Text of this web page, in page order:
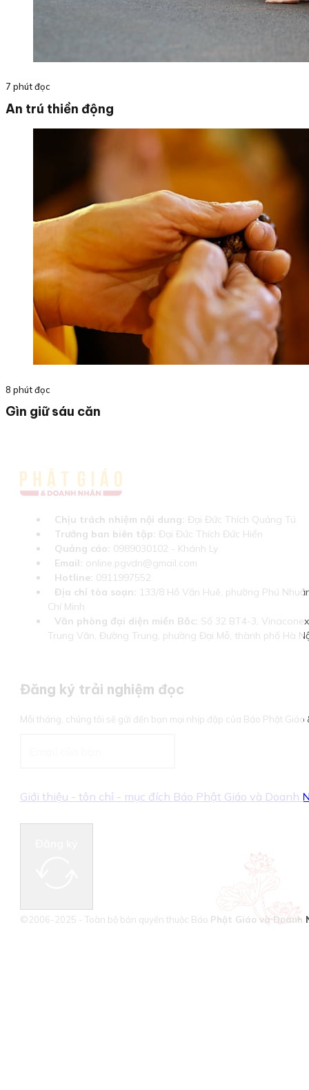
7 phút đọc
An trú thiền động
8 phút đọc
Gìn giữ sáu căn
Chịu trách nhiệm nội dung: Đại Đức Thích Quảng Tú
Trưởng ban biên tập: Đại Đức Thích Đức Hiển
Quảng cáo: 0989030102 - Khánh Ly
Email: online.pgvdn@gmail.com
Hotline: 0911997552
Địa chỉ tòa soạn: 133/8 Hồ Văn Huê, phường Phú
Chí Minh
Văn phòng đại diện miền Bắc: Số 32 BT4-3,
Trung Văn, Đường Trung, phường Đại Mỗ, thành phố Hà
Đăng ký trải nghiệm đọc
Mỗi tháng, chúng tôi sẽ gửi đến bạn mọi nhịp đập của Báo Phật Giáo
Giới thiệu - tôn chỉ - mục đích Báo Phật Giáo và Doanh
©2006-2025 - Toàn bộ bản quyền thuộc Báo Phật Giáo và Doanh